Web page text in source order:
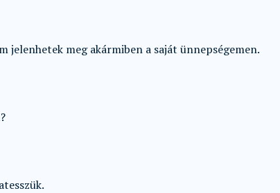
jelenhetek meg akármiben a saját ünnepségemen.